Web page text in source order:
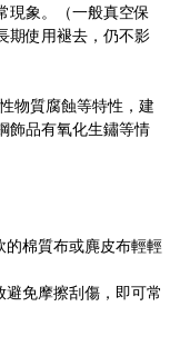
現象。（一般真空保
期使用褪去，仍不影
物質腐蝕等特性，建
飾品有氧化生鏽等情
棉質布或麂皮布輕輕
免摩擦刮傷，即可常